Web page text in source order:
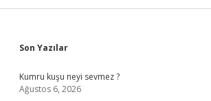
Sidebar
Son Yazılar
Kumru kuşu neyi sevmez ?
Ağustos 6, 2026